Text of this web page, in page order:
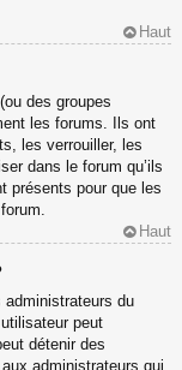
Haut
des groupes
les forums. Ils ont
les verrouiller, les
dans le forum qu’ils
présents pour que les
Haut
administrateurs du
peut
détenir des
administrateurs qui